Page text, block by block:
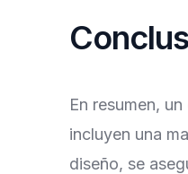
En resumen,
incluyen una
diseño, se